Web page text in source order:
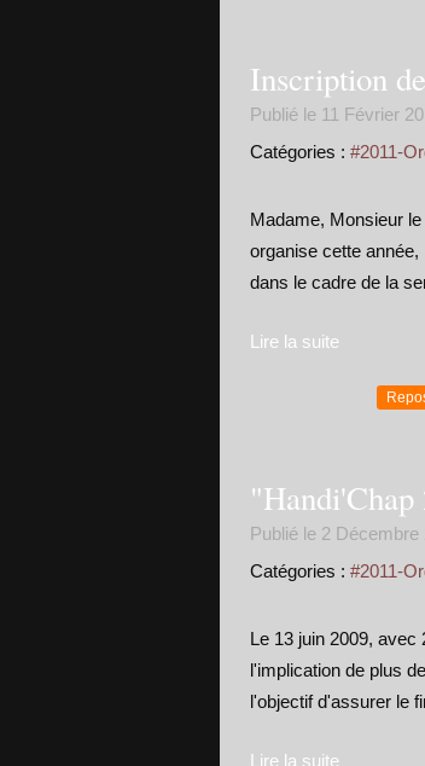
Inscription
Publié le 11 Février
Catégories : #2011-
Madame, Monsieur
organise cette
dans le cadre de la
Lire la suite
Publié le 2 Décembre
Catégories : #2011-
Le 13 juin 2009, avec
l'implication de plus
l'objectif d'assurer le
Lire la suite